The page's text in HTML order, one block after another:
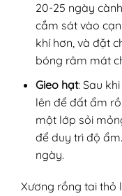
20-25 ngày
cắm sát vào
khí hơn, và đặt
bóng râm mát
Gieo hạt: Sau
lên để đất ẩm
một lớp sỏi
để duy trì độ
ngày.
Xương rồng tai thỏ